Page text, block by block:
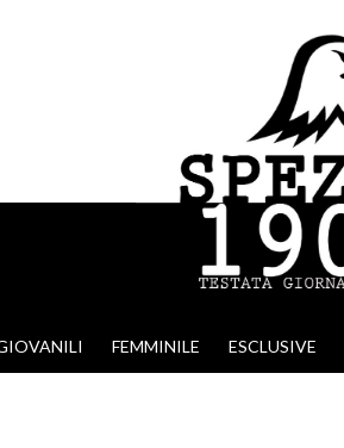
FEMMINILE ESCLUSIVE